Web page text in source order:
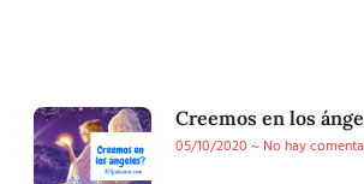
Creemos en los
05/10/2020
No hay